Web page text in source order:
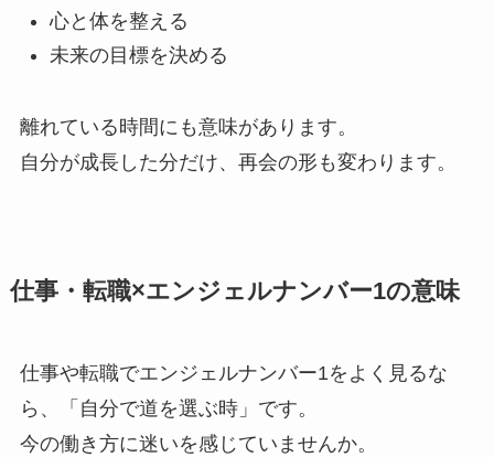
心と体を整える
未来の目標を決める
離れている時間にも意味があります。
自分が成長した分だけ、再会の形も変わります。
仕事・転職×エンジェルナンバー1の意味
仕事や転職でエンジェルナンバー1をよく見るな
ら、「自分で道を選ぶ時」です。
今の働き方に迷いを感じていませんか。